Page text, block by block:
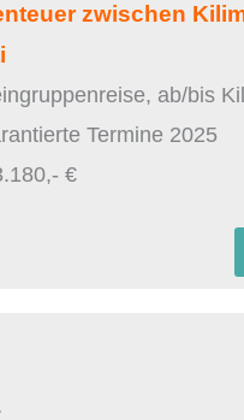
zwischen
ab/bis
Termine 2025
€